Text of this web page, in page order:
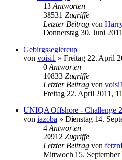
13 Antworten
38531 Zugriffe
Letzter Beitrag von
Donnerstag 30. Juni
Gebirgsseglercup
von voisi1 » Freitag 22. April
0 Antworten
10833 Zugriffe
Letzter Beitrag von voisi1
Freitag 22. April 2011,
UNIQA Offshore - Challenge
von iazoba » Dienstag 14.
4 Antworten
20912 Zugriffe
Letzter Beitrag von
Mittwoch 15. September